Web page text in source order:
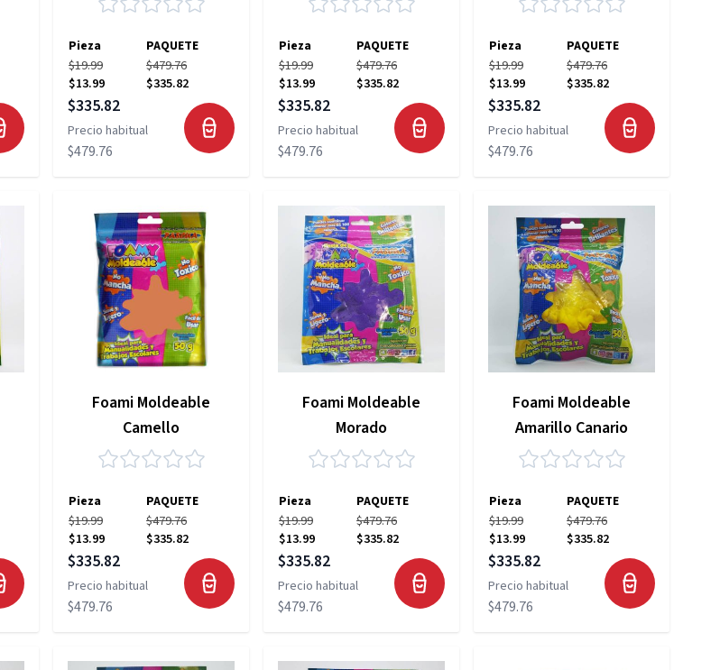
Pieza
PAQUETE
$19.99
$13.99
$479.76
$335.82
Precio especial
$335.82
Precio habitual
$479.76
Pieza
PAQUETE
$19.99
$13.99
$479.76
$335.82
Precio especial
$335.82
Precio habitual
$479.76
Pieza
PAQUETE
$19.99
$13.99
$479.76
$335.82
Precio especial
$335.82
Precio habitual
$479.76
Foami Moldeable
Camello
Pieza
PAQUETE
$19.99
$13.99
$479.76
$335.82
Precio especial
$335.82
Precio habitual
$479.76
Foami Moldeable
Morado
Pieza
PAQUETE
$19.99
$13.99
$479.76
$335.82
Precio especial
$335.82
Precio habitual
$479.76
Foami Moldeable
Amarillo Canario
Pieza
PAQUETE
$19.99
$13.99
$479.76
$335.82
Precio especial
$335.82
Precio habitual
$479.76